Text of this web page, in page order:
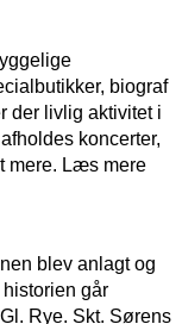
biograf
der livlig aktivitet i
koncerter,
mere. Læs mere
blev anlagt og
går
Rye. Skt. Sørens